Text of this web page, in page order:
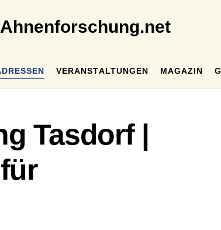
VERANSTALTUNGEN MAGAZIN
Tasdorf |